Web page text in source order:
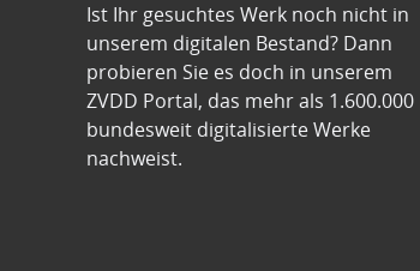
Ist Ihr gesuchtes Werk noch nicht in
unserem digitalen Bestand? Dann
probieren Sie es doch in unserem
ZVDD Portal, das mehr als 1.600.000
bundesweit digitalisierte Werke
nachweist.